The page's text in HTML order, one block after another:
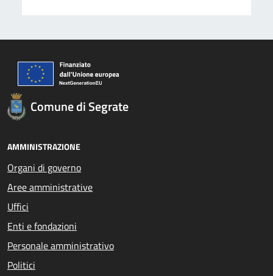
Comune di Segrate
AMMINISTRAZIONE
Organi di governo
Aree amministrative
Uffici
Enti e fondazioni
Personale amministrativo
Politici